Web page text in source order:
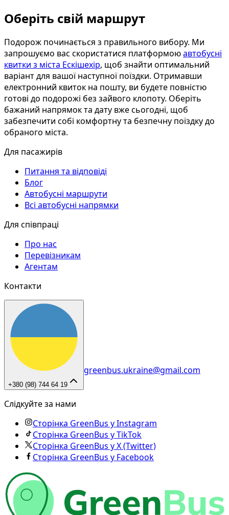
Оберіть свій маршрут
Подорож починається з правильного вибору. Ми
запрошуємо вас скористатися платформоюавтобусні
квитки з міста Ескішехір, щоб знайти оптимальний
варіант для вашої наступної поїздки. Отримавши
електронний квиток на пошту, ви будете повністю
готові до подорожі без зайвого клопоту. Оберіть
бажаний напрямок та дату вже сьогодні, щоб
забезпечити собі комфортну та безпечну поїздку до
обраного міста.
Для пасажирів
Питання та відповіді
Блог
Автобусні маршрути
Всі автобусні напрямки
Для співпраці
Про нас
Перевізникам
Агентам
Контакти
+380 (98) 744 64 19
greenbus.ukraine@gmail.com
Слідкуйте за нами
Сторінка GreenBus у Instagram
Сторінка GreenBus у TikTok
Сторінка GreenBus у X (Twitter)
Сторінка GreenBus у Facebook